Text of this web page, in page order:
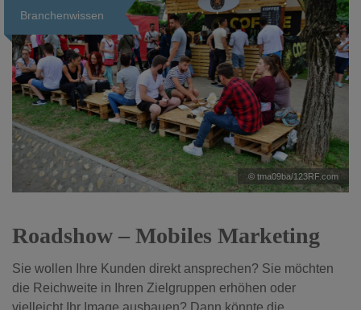
Branchenwissen
© tma09ba/123RF.com
Roadshow – Mobiles Marketing
Sie wollen Ihre Kunden direkt ansprechen? Sie möchten
die Reichweite in Ihren Zielgruppen erhöhen oder